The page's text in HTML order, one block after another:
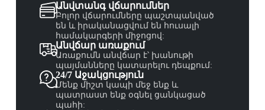
Անվտանգ վճարումներ
Բոլոր վճարումները պաշտպանված
են և իրականացվում են հուսալի
համակարգերի միջոցով:
Անվճար առաքում
Առաքումն անվճար է՝ խանութի
պայմանները կատարելու դեպքում:
24/7 Աջակցություն
Մենք միշտ կապի մեջ ենք և
պատրաստ ենք օգնել ցանկացած
պահի: